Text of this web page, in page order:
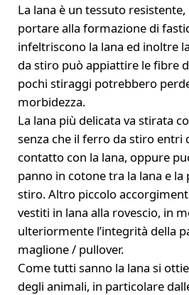
La lana è un tessuto
portare alla formazione di
infeltriscono la lana ed inoltre
da stiro può appiattire le fibre
pochi stiraggi potrebbero
morbidezza.
La lana più delicata va stirata
senza che il ferro da stiro entri
contatto con la lana, oppure
panno in cotone tra la lana e
stiro. Altro piccolo
vestiti in lana alla rovescio, in
ulteriormente l’integrità della
maglione / pullover.
Come tutti sanno la lana si
degli animali, in particolare